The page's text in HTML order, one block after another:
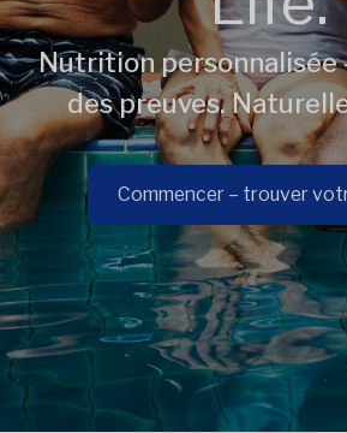
Nutrition personnalisée
des preuves.
Commencer – trouver